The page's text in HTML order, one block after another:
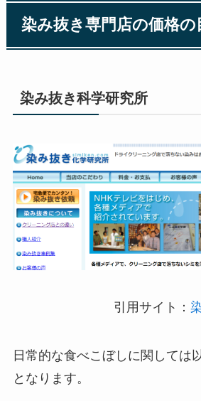
染み抜き専門店の価格の
染み抜き科学研究所
引用サイト：
日常的な食べこぼしに関しては
となります。